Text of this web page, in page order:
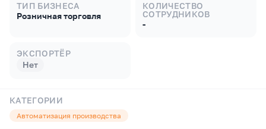
ТИП БИЗНЕСА
Розничная торговля
КОЛИЧЕСТВО
СОТРУДНИКОВ
-
ЭКСПОРТЁР
Нет
КАТЕГОРИИ
Автоматизация производства